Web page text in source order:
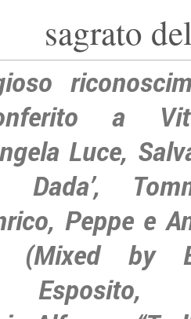
sagrato
a
Luce,
Dada’,
Peppe e
(Mixed by
Esposito,